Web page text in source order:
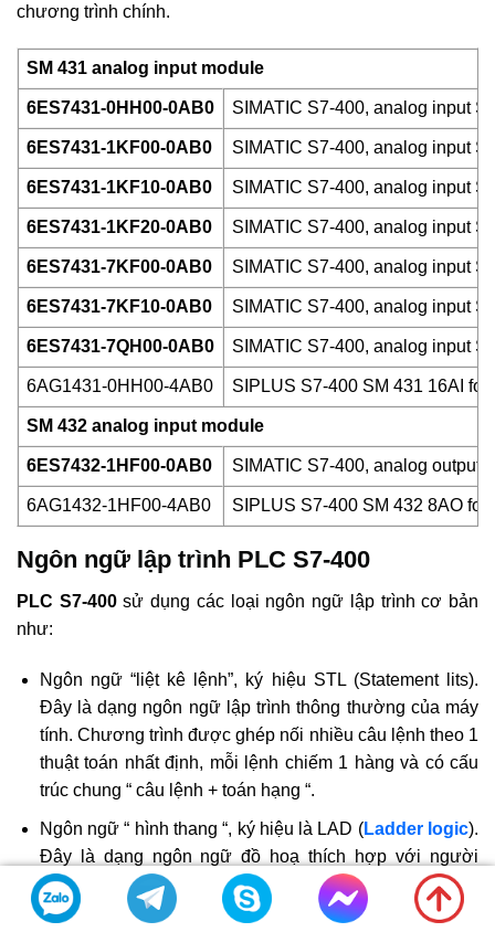
chương trình chính.
SM 431 analog input module
6ES7431-0HH00-0AB0 SIMATIC S7-400, analog input
6ES7431-1KF00-0AB0 SIMATIC S7-400, analog input
6ES7431-1KF10-0AB0 SIMATIC S7-400, analog input
6ES7431-1KF20-0AB0 SIMATIC S7-400, analog input
6ES7431-7KF00-0AB0 SIMATIC S7-400, analog input
6ES7431-7KF10-0AB0 SIMATIC S7-400, analog input
6ES7431-7QH00-0AB0 SIMATIC S7-400, analog input
6AG1431-0HH00-4AB0 SIPLUS S7-400 SM 431 16AI
SM 432 analog input module
6ES7432-1HF00-0AB0 SIMATIC S7-400, analog output
6AG1432-1HF00-4AB0 SIPLUS S7-400 SM 432 8AO
Ngôn ngữ lập trình PLC S7-400
PLC S7-400sử dụng các loại ngôn ngữ lập trình cơ bản
như:
Ngôn ngữ “liệt kê lệnh”, ký hiệu STL (Statement lits).
Đây là dạng ngôn ngữ lập trình thông thường của máy
tính. Chương trình được ghép nối nhiều câu lệnh theo 1
thuật toán nhất định, mỗi lệnh chiếm 1 hàng và có cấu
trúc chung “ câu lệnh + toán hạng “.
Ngôn ngữ “ hình thang “, ký hiệu là LAD (Ladder logic).
Đây là dạng ngôn ngữ đồ hoạ thích hợp với người
quen thiết kế mạch điều khiển logic.
Ngôn ngữ “hình khối” , ký hiệu FBD (Function Block